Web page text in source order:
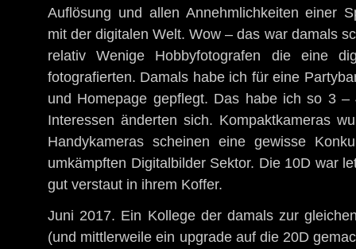
Auflösung und allen Annehmlichkeiten einer
mit der digitalen Welt. Wow – das war damals
relativ Wenige Hobbyfotografen die eine
fotografierten. Damals habe ich für eine
und Homepage gepflegt. Das habe ich so 3
Interessen änderten sich. Kompaktkameras
Handykameras scheinen eine gewisse
umkämpften Digitalbilder Sektor. Die 10D war
gut verstaut in ihrem Koffer.
Juni 2017. Ein Kollege der damals zur
(und mittlerweile ein upgrade auf die 20D